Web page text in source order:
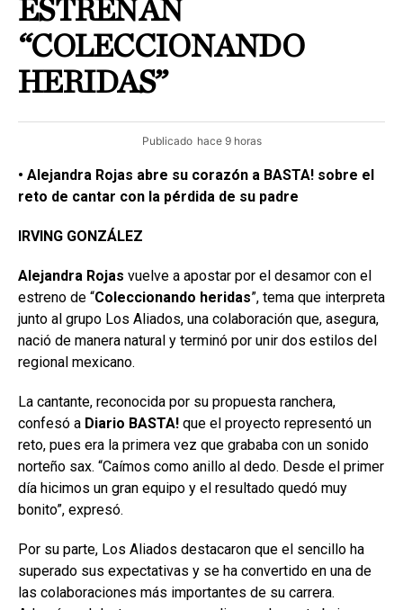
ESTRENAN
“COLECCIONANDO
HERIDAS”
Publicado hace 9 horas
• Alejandra Rojas abre su corazón a BASTA! sobre el
reto de cantar con la pérdida de su padre
IRVING GONZÁLEZ
Alejandra Rojas vuelve a apostar por el desamor con el
estreno de “Coleccionando heridas”, tema que interpreta
junto al grupo Los Aliados, una colaboración que, asegura,
nació de manera natural y terminó por unir dos estilos del
regional mexicano.
La cantante, reconocida por su propuesta ranchera,
confesó a Diario BASTA! que el proyecto representó un
reto, pues era la primera vez que grababa con un sonido
norteño sax. “Caímos como anillo al dedo. Desde el primer
día hicimos un gran equipo y el resultado quedó muy
bonito”, expresó.
Por su parte, Los Aliados destacaron que el sencillo ha
superado sus expectativas y se ha convertido en una de
las colaboraciones más importantes de su carrera.